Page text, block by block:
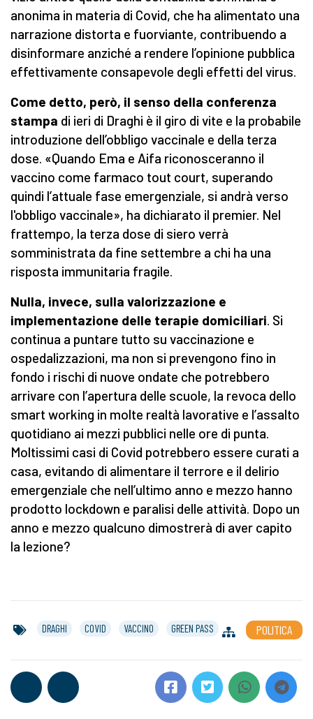
anonima in materia di Covid, che ha alimentato una
narrazione distorta e fuorviante, contribuendo a
disinformare anziché a rendere l’opinione pubblica
effettivamente consapevole degli effetti del virus.
Come detto, però, il senso della conferenza
stampa di ieri di Draghi è il giro di vite e la probabile
introduzione dell’obbligo vaccinale e della terza
dose. «Quando Ema e Aifa riconosceranno il
vaccino come farmaco tout court, superando
quindi l’attuale fase emergenziale, si andrà verso
l'obbligo vaccinale», ha dichiarato il premier. Nel
frattempo, la terza dose di siero verrà
somministrata da fine settembre a chi ha una
risposta immunitaria fragile.
Nulla, invece, sulla valorizzazione e
implementazione delle terapie domiciliari. Si
continua a puntare tutto su vaccinazione e
ospedalizzazioni, ma non si prevengono fino in
fondo i rischi di nuove ondate che potrebbero
arrivare con l’apertura delle scuole, la revoca dello
smart working in molte realtà lavorative e l’assalto
quotidiano ai mezzi pubblici nelle ore di punta.
Moltissimi casi di Covid potrebbero essere curati a
casa, evitando di alimentare il terrore e il delirio
emergenziale che nell’ultimo anno e mezzo hanno
prodotto lockdown e paralisi delle attività. Dopo un
anno e mezzo qualcuno dimostrerà di aver capito
la lezione?
DRAGHI COVID VACCINO GREEN PASS POLITICA